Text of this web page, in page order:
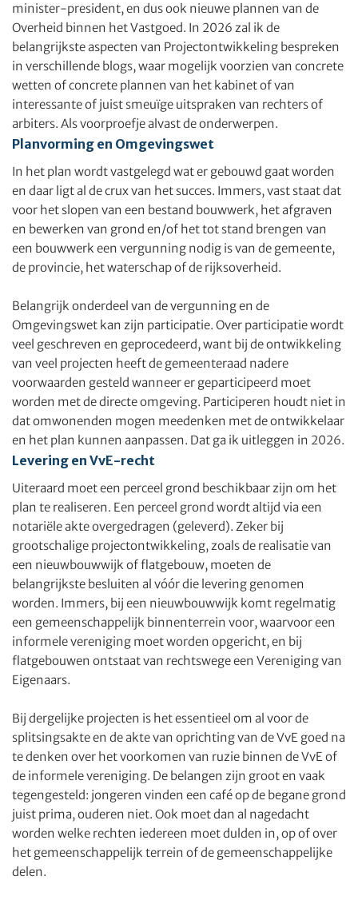
minister-president, en dus ook nieuwe plannen van de
Overheid binnen het Vastgoed. In 2026 zal ik de
belangrijkste aspecten van Projectontwikkeling bespreken
in verschillende blogs, waar mogelijk voorzien van concrete
wetten of concrete plannen van het kabinet of van
interessante of juist smeuïge uitspraken van rechters of
arbiters. Als voorproefje alvast de onderwerpen.
Planvorming en Omgevingswet
In het plan wordt vastgelegd wat er gebouwd gaat worden
en daar ligt al de crux van het succes. Immers, vast staat dat
voor het slopen van een bestand bouwwerk, het afgraven
en bewerken van grond en/of het tot stand brengen van
een bouwwerk een vergunning nodig is van de gemeente,
de provincie, het waterschap of de rijksoverheid.
Belangrijk onderdeel van de vergunning en de
Omgevingswet kan zijn participatie. Over participatie wordt
veel geschreven en geprocedeerd, want bij de ontwikkeling
van veel projecten heeft de gemeenteraad nadere
voorwaarden gesteld wanneer er geparticipeerd moet
worden met de directe omgeving. Participeren houdt niet in
dat omwonenden mogen meedenken met de ontwikkelaar
en het plan kunnen aanpassen. Dat ga ik uitleggen in 2026.
Levering en VvE-recht
Uiteraard moet een perceel grond beschikbaar zijn om het
plan te realiseren. Een perceel grond wordt altijd via een
notariële akte overgedragen (geleverd). Zeker bij
grootschalige projectontwikkeling, zoals de realisatie van
een nieuwbouwwijk of flatgebouw, moeten de
belangrijkste besluiten al vóór die levering genomen
worden. Immers, bij een nieuwbouwwijk komt regelmatig
een gemeenschappelijk binnenterrein voor, waarvoor een
informele vereniging moet worden opgericht, en bij
flatgebouwen ontstaat van rechtswege een Vereniging van
Eigenaars.
Bij dergelijke projecten is het essentieel om al voor de
splitsingsakte en de akte van oprichting van de VvE goed na
te denken over het voorkomen van ruzie binnen de VvE of
de informele vereniging. De belangen zijn groot en vaak
tegengesteld: jongeren vinden een café op de begane grond
juist prima, ouderen niet. Ook moet dan al nagedacht
worden welke rechten iedereen moet dulden in, op of over
het gemeenschappelijk terrein of de gemeenschappelijke
delen.